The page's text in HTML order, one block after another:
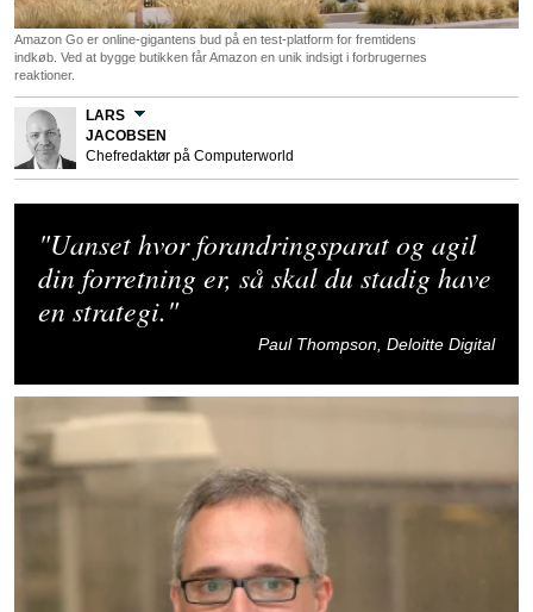
Amazon Go er online-gigantens bud på en test-platform for fremtidens
indkøb. Ved at bygge butikken får Amazon en unik indsigt i forbrugernes
reaktioner.
LARS
JACOBSEN
Chefredaktør på Computerworld
"Uanset hvor forandringsparat og agil
din forretning er, så skal du stadig have
en strategi."
Paul Thompson, Deloitte Digital